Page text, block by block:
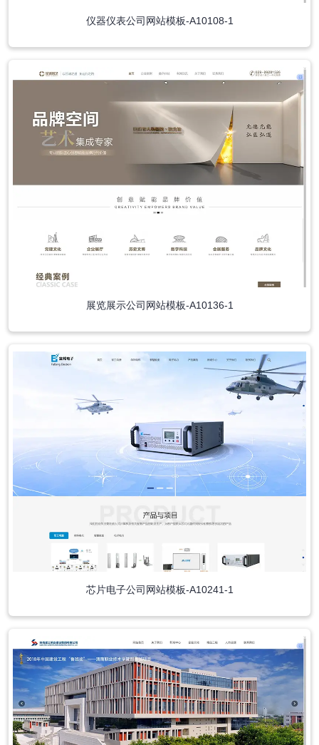
仪器仪表公司网站模板-A10108-1
展览展示公司网站模板-A10136-1
芯片电子公司网站模板-A10241-1